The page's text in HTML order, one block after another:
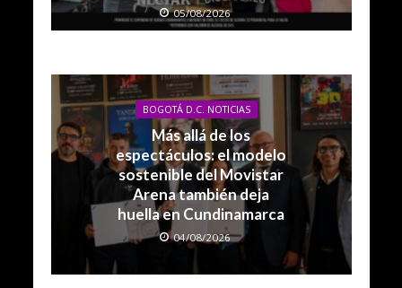
05/08/2026
BOGOTÁ D.C. NOTICIAS
Más allá de los
espectáculos: el modelo
sostenible del Movistar
Arena también deja
huella en Cundinamarca
04/08/2026